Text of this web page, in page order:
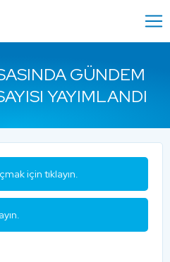
GÜNDEM
YAYIMLANDI
için tıklayın.